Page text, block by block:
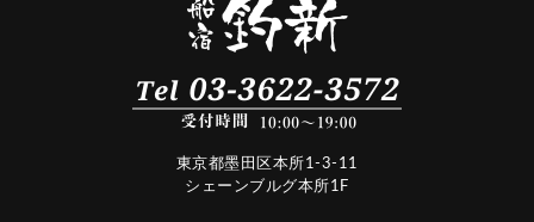
東京都墨田区本所1-3-11
シェーンブルグ本所1F